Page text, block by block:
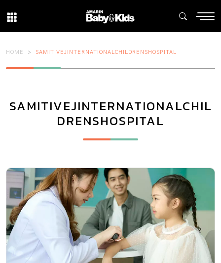
HOME SAMITIVEJINTERNATIONALCHILDRENSHOSPITAL
SAMITIVEJINTERNATIONALCHIL
DRENSHOSPITAL